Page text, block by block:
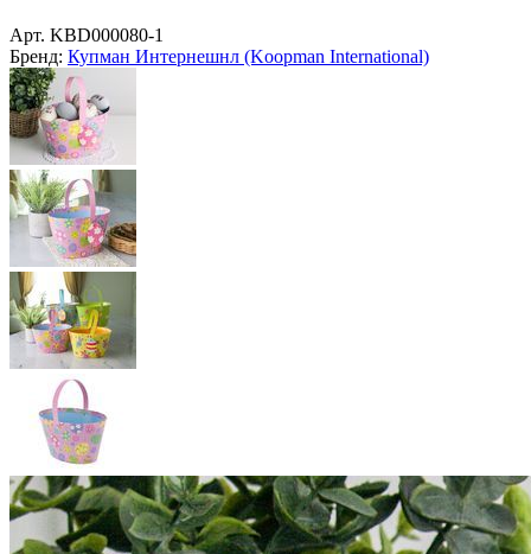
Арт. KBD000080-1
Бренд: Купман Интернешнл (Koopman International)